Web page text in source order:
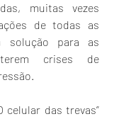
muitas vezes
de todas as
solução para as
crises de
celular das trevas”